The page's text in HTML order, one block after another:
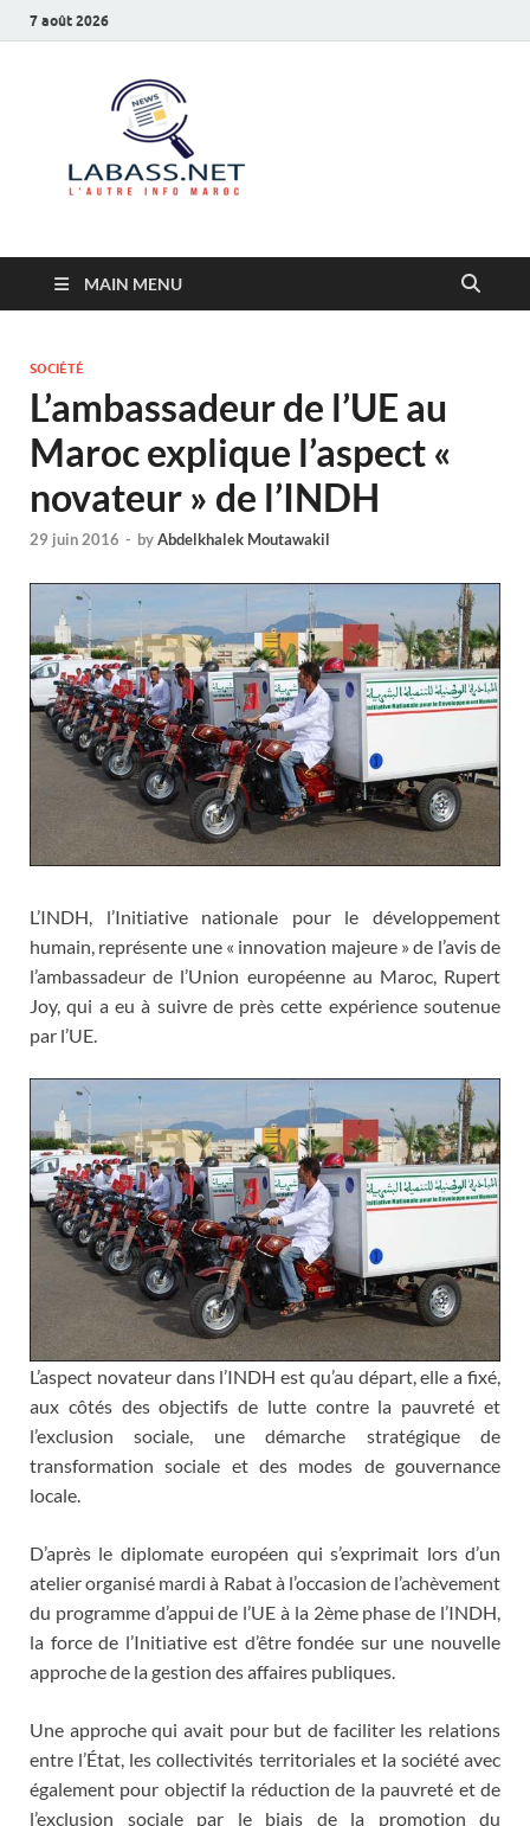
7 août 2026
MAIN MENU
SOCIÉTÉ
L’ambassadeur de l’UE au
Maroc explique l’aspect «
novateur » de l’INDH
29 juin 2016 - byAbdelkhalek Moutawakil
L’INDH, l’Initiative nationale pour le développement
humain, représente une « innovation majeure » de l’avis de
l’ambassadeur de l’Union européenne au Maroc, Rupert
Joy, qui a eu à suivre de près cette expérience soutenue
par l’UE.
L’aspect novateur dans l’INDH est qu’au départ, elle a fixé,
aux côtés des objectifs de lutte contre la pauvreté et
l’exclusion sociale, une démarche stratégique de
transformation sociale et des modes de gouvernance
locale.
D’après le diplomate européen qui s’exprimait lors d’un
atelier organisé mardi à Rabat à l’occasion de l’achèvement
du programme d’appui de l’UE à la 2ème phase de l’INDH,
la force de l’Initiative est d’être fondée sur une nouvelle
approche de la gestion des affaires publiques.
Une approche qui avait pour but de faciliter les relations
entre l’État, les collectivités territoriales et la société avec
également pour objectif la réduction de la pauvreté et de
l’exclusion sociale par le biais de la promotion du